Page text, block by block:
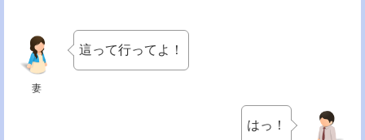
妻
這って行ってよ！
はっ！